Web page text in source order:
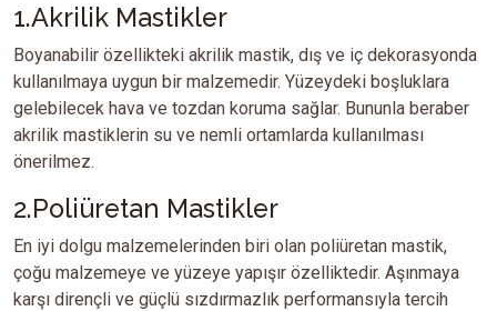
1.Akrilik Mastikler
Boyanabilir özellikteki akrilik mastik, dış ve iç dekorasyonda
kullanılmaya uygun bir malzemedir. Yüzeydeki boşluklara
gelebilecek hava ve tozdan koruma sağlar. Bununla beraber
akrilik mastiklerin su ve nemli ortamlarda kullanılması
önerilmez.
2.Poliüretan Mastikler
En iyi dolgu malzemelerinden biri olan poliüretan mastik,
çoğu malzemeye ve yüzeye yapışır özelliktedir. Aşınmaya
karşı dirençli ve güçlü sızdırmazlık performansıyla tercih